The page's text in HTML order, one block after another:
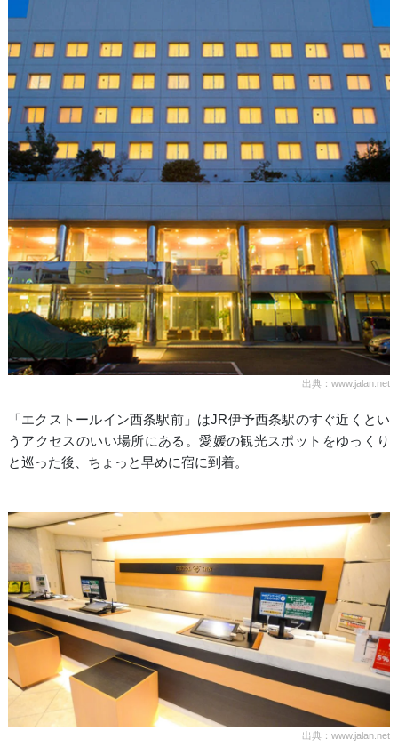
出典：www.jalan.net
「エクストールイン西条駅前」はJR伊予西条駅のすぐ近くとい
うアクセスのいい場所にある。愛媛の観光スポットをゆっくり
と巡った後、ちょっと早めに宿に到着。
出典：www.jalan.net